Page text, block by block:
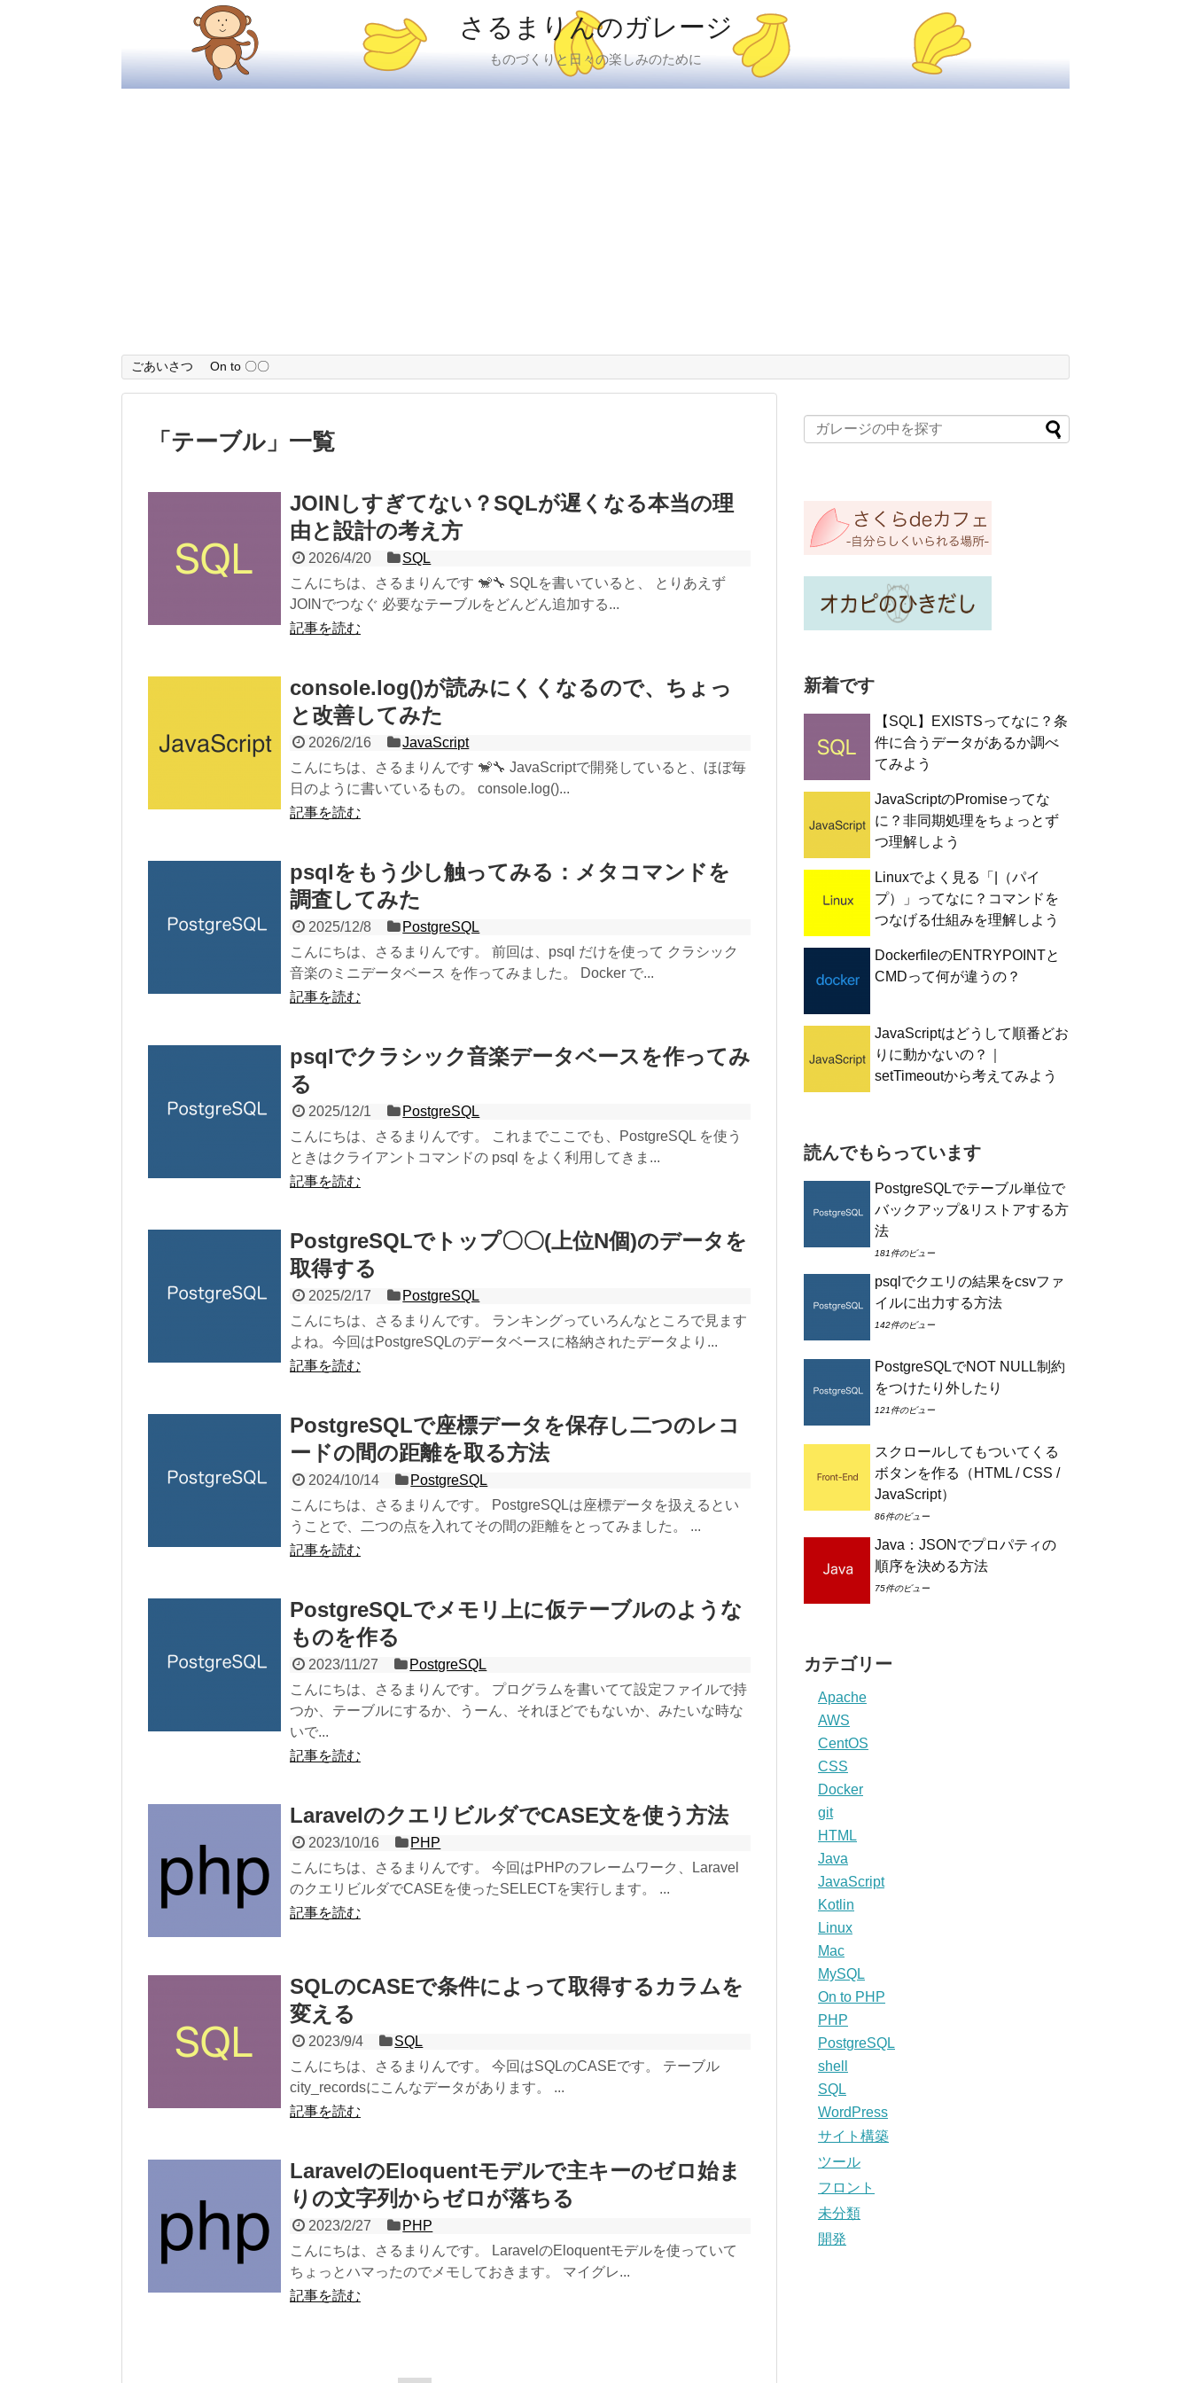
さるまりんのガレージ
ものづくりと日々の楽しみのために
ごあいさつ On to 〇〇
「 テーブル 」 一覧
JOINしすぎてない？SQLが遅くなる本当の理
由と設計の考え方
2026/4/20
SQL
こんにちは、さるまりんです 🐒🔧 SQLを書いていると、 とりあえず
JOINでつなぐ 必要なテーブルをどんどん追加する...
記事を読む
console.log()が読みにくくなるので、ちょっ
と改善してみた
2026/2/16
JavaScript
こんにちは、さるまりんです 🐒🔧 JavaScriptで開発していると、ほぼ毎
日のように書いているもの。 console.log()...
記事を読む
psqlをもう少し触ってみる：メタコマンドを
調査してみた
2025/12/8
PostgreSQL
こんにちは、さるまりんです。 前回は、psql だけを使って クラシック
音楽のミニデータベース を作ってみました。 Docker で...
記事を読む
psqlでクラシック音楽データベースを作ってみ
る
2025/12/1
PostgreSQL
こんにちは、さるまりんです。 これまでここでも、PostgreSQL を使う
ときはクライアントコマンドの psql をよく利用してきま...
記事を読む
PostgreSQLでトップ〇〇(上位N個)のデータを
取得する
2025/2/17
PostgreSQL
こんにちは、さるまりんです。 ランキングっていろんなところで見ます
よね。今回はPostgreSQLのデータベースに格納されたデータより...
記事を読む
PostgreSQLで座標データを保存し二つのレコ
ードの間の距離を取る方法
2024/10/14
PostgreSQL
こんにちは、さるまりんです。 PostgreSQLは座標データを扱えるとい
うことで、二つの点を入れてその間の距離をとってみました。 ...
記事を読む
PostgreSQLでメモリ上に仮テーブルのような
ものを作る
2023/11/27
PostgreSQL
こんにちは、さるまりんです。 プログラムを書いてて設定ファイルで持
つか、テーブルにするか、うーん、それほどでもないか、みたいな時な
いで...
記事を読む
LaravelのクエリビルダでCASE文を使う方法
2023/10/16
PHP
こんにちは、さるまりんです。 今回はPHPのフレームワーク、Laravel
のクエリビルダでCASEを使ったSELECTを実行します。 ...
記事を読む
SQLのCASEで条件によって取得するカラムを
変える
2023/9/4
SQL
こんにちは、さるまりんです。 今回はSQLのCASEです。 テーブル
city_recordsにこんなデータがあります。 ...
記事を読む
LaravelのEloquentモデルで主キーのゼロ始ま
りの文字列からゼロが落ちる
2023/2/27
PHP
こんにちは、さるまりんです。 LaravelのEloquentモデルを使っていて
ちょっとハマったのでメモしておきます。 マイグレ...
記事を読む
新着です
【SQL】EXISTSってなに？条
件に合うデータがあるか調べ
てみよう
JavaScriptのPromiseってな
に？非同期処理をちょっとず
つ理解しよう
Linuxでよく見る「|（パイ
プ）」ってなに？コマンドを
つなげる仕組みを理解しよう
DockerfileのENTRYPOINTと
CMDって何が違うの？
JavaScriptはどうして順番どお
りに動かないの？｜
setTimeoutから考えてみよう
読んでもらっています
PostgreSQLでテーブル単位で
バックアップ&リストアする方
法
181件のビュー
psqlでクエリの結果をcsvファ
イルに出力する方法
142件のビュー
PostgreSQLでNOT NULL制約
をつけたり外したり
121件のビュー
スクロールしてもついてくる
ボタンを作る（HTML / CSS /
JavaScript）
86件のビュー
Java：JSONでプロパティの
順序を決める方法
75件のビュー
カテゴリー
Apache
AWS
CentOS
CSS
Docker
git
HTML
Java
JavaScript
Kotlin
Linux
Mac
MySQL
On to PHP
PHP
PostgreSQL
shell
SQL
WordPress
サイト構築
ツール
フロント
未分類
開発